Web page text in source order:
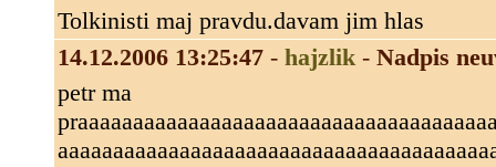
Tolkinisti maj pravdu.davam jim hlas
14.12.2006 13:25:47 - hajzlik - Nadpis
petr ma